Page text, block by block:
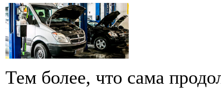
Тем более, что сама